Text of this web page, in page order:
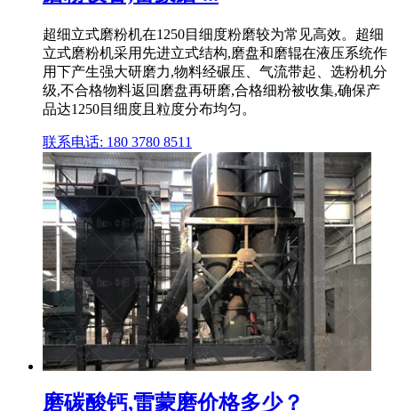
超细立式磨粉机在1250目细度粉磨较为常见高效。超细
立式磨粉机采用先进立式结构,磨盘和磨辊在液压系统作
用下产生强大研磨力,物料经碾压、气流带起、选粉机分
级,不合格物料返回磨盘再研磨,合格细粉被收集,确保产
品达1250目细度且粒度分布均匀。
联系电话: 180 3780 8511
磨碳酸钙,雷蒙磨价格多少？